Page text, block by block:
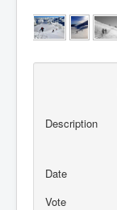
Description
Date
Vote